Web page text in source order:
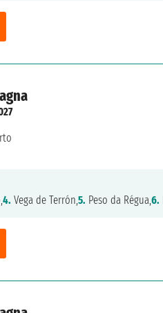
4. Vega de Terrón,5. Peso da Régua,6.